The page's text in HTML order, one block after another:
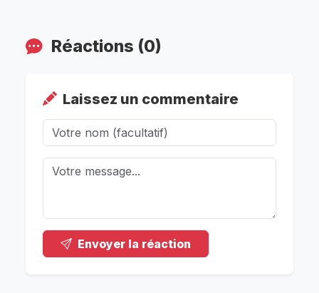
Réactions (0)
Laissez un commentaire
Envoyer la réaction